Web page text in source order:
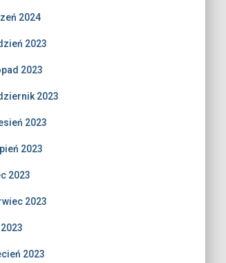
2024
2023
2023
2023
2023
2023
2023
2023
2023